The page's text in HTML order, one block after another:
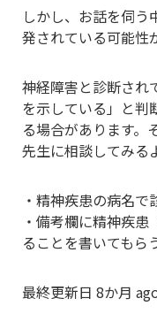
しかし、お話を伺う
発されている可能性
神経障害と診断され
を示している」と判
る場合があります。
先生に相談してみる
・精神疾患の病名で
・備考欄に精神疾
ることを書いてもら
最終更新日 8か月